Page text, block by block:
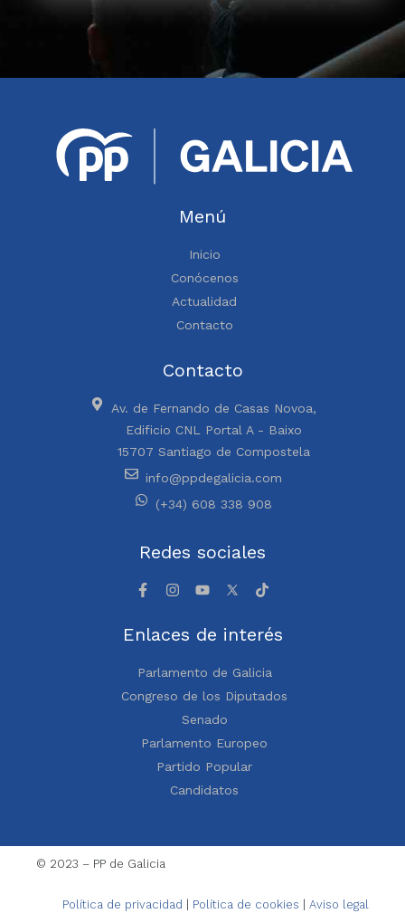
Menú
Inicio
Conócenos
Actualidad
Contacto
Contacto
Av. de Fernando de Casas Novoa,
Edificio CNL Portal A - Baixo
15707 Santiago de Compostela
info@ppdegalicia.com
(+34) 608 338 908
Redes sociales
Enlaces de interés
Parlamento de Galicia
Congreso de los Diputados
Senado
Parlamento Europeo
Partido Popular
Candidatos
© 2023 – PP de Galicia
Política de privacidad Política de cookies Aviso legal